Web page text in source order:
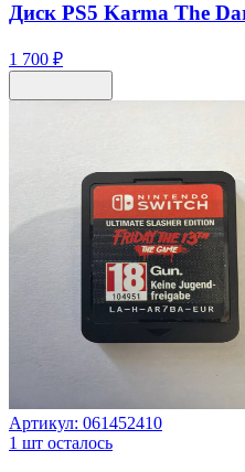
Диск PS5 Karma The
1 700 ₽
Артикул: 061452410
1 шт осталось